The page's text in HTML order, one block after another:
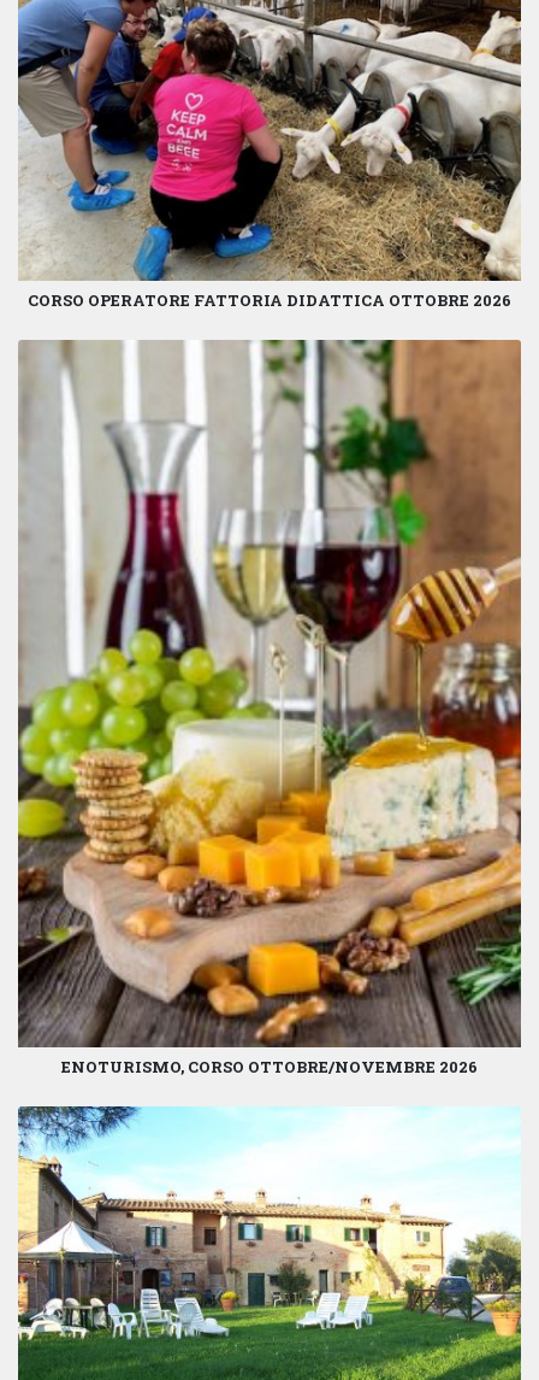
CORSO OPERATORE FATTORIA DIDATTICA OTTOBRE 2026
ENOTURISMO, CORSO OTTOBRE/NOVEMBRE 2026